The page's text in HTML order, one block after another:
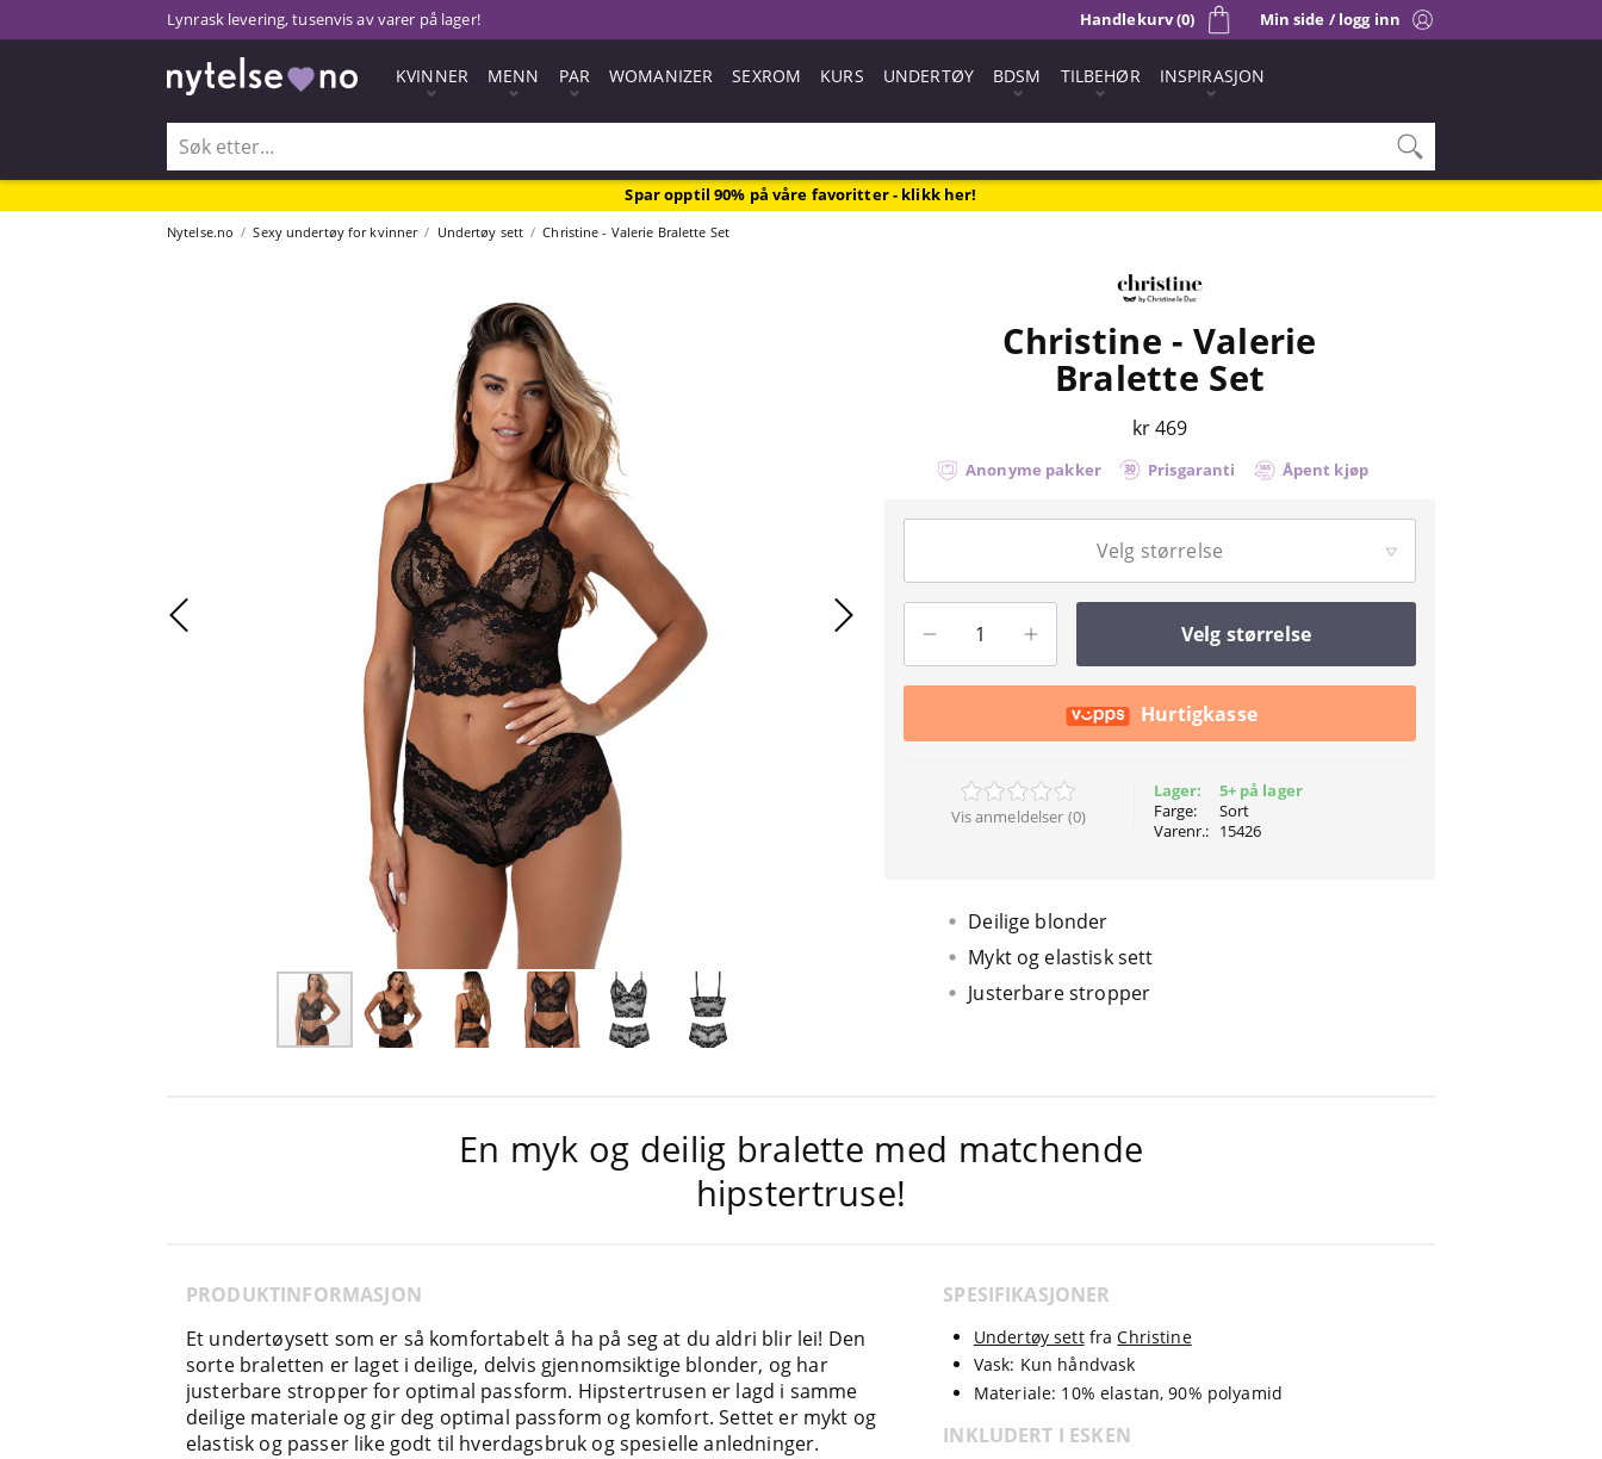
Lynrask levering, tusenvis av varer på lager! Min side / logg inn
Handlekurv (0)
KVINNER MENN PAR WOMANIZER SEXROM KURS UNDERTØY BDSM TILBEHØR INSPIRASJON
Spar opptil 90% på våre favoritter - klikk her!
Nytelse.no Sexy undertøy for kvinner Undertøy sett Christine - Valerie Bralette Set
Christine - Valerie
Bralette Set
kr 469
Anonyme pakker Prisgaranti Åpent kjøp
Velg størrelse
Velg størrelse
Hurtigkasse
Vis anmeldelser (0)
Lager:
Farge:
Varenr.:
5+ på lager
Sort
15426
Deilige blonder
Mykt og elastisk sett
Justerbare stropper
En myk og deilig bralette med matchende
hipstertruse!
PRODUKTINFORMASJON
Et undertøysett som er så komfortabelt å ha på seg at du aldri blir lei! Den
sorte braletten er laget i deilige, delvis gjennomsiktige blonder, og har
justerbare stropper for optimal passform. Hipstertrusen er lagd i samme
deilige materiale og gir deg optimal passform og komfort. Settet er mykt og
elastisk og passer like godt til hverdagsbruk og spesielle anledninger.
SPESIFIKASJONER
Undertøy settfraChristine
Vask: Kun håndvask
Materiale: 10% elastan, 90% polyamid
INKLUDERT I ESKEN